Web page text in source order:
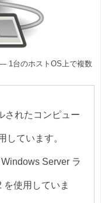
1台のホストOS上で複数
されたコンピュー
ています。
Server ラ
使用していま